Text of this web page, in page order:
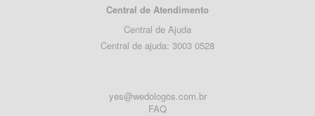
Central de Atendimento
Central de Ajuda
Central de ajuda: 3003 0528
yes@wedologos.com.br
FAQ